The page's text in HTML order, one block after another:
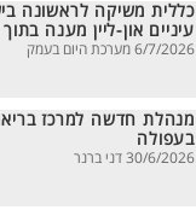
כללית משיקה לראשונה
עיניים און-ליין מענה
6/7/2026 מערכת היום בעמק
מנהלת חדשה למרכז
בעפולה
30/6/2026 דני ברנר